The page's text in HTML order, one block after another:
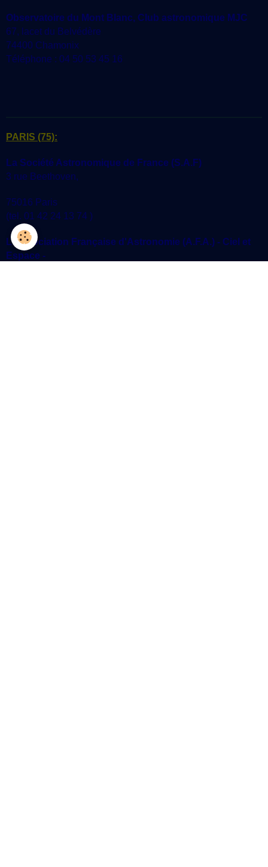
Observatoire du Mont Blanc, Club astronomique MJC
67, lacet du Belvédère
74400 Chamonix
Téléphone : 04 50 53 45 16
PARIS (75):
La Société Astronomique de France (S.A.F)
3 rue Beethoven,
75016 Paris
(tel. 01 42 24 13 74 )
L'Association Française d'Astronomie (A.F.A.) - Ciel et
Espace -